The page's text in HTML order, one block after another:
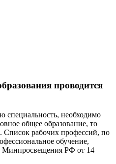
проводится
специальность, необходимо
общее образование, то
Список рабочих профессий, по
обучение,
Минпросвещения РФ от 14